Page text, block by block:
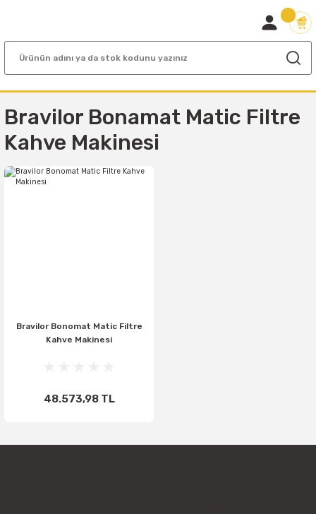
Bravilor Bonamat Matic Filtre
Kahve Makinesi
Bravilor Bonomat Matic Filtre
Kahve Makinesi
48.573,98 TL